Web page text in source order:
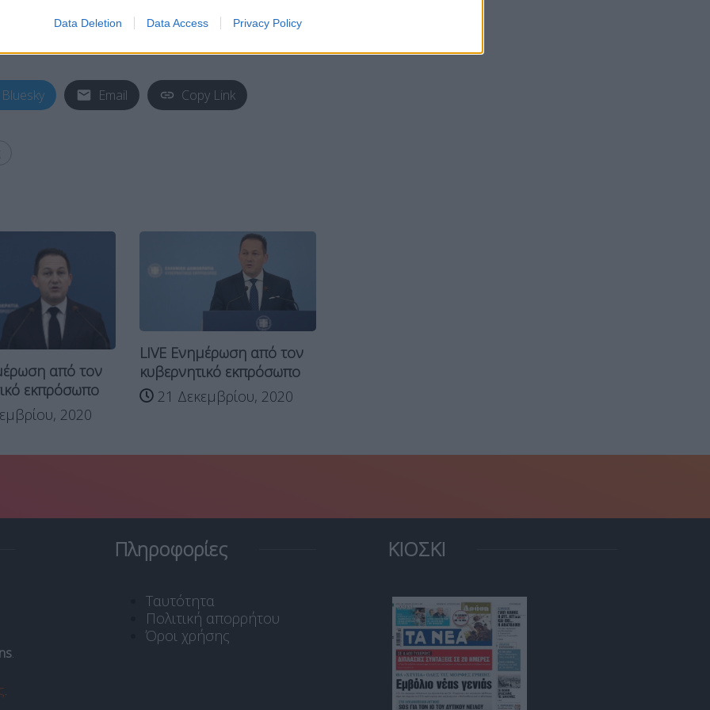
Data Deletion Data Access Privacy Policy
Bluesky Email Copy Link
από τον
εκπρόσωπο
2020
LIVE Ενημέρωση από τον
κυβερνητικό εκπρόσωπο
21 Δεκεμβρίου, 2020
.
.
Πληροφορίες
Ταυτότητα
Πολιτική απορρήτου
Όροι χρήσης
ΚΙΟΣΚΙ